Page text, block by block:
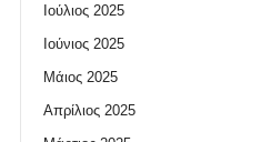
Ιούλιος 2025
Ιούνιος 2025
Μάιος 2025
Απρίλιος 2025